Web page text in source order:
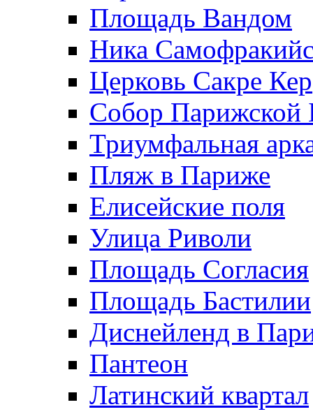
Площадь Вандом
Ника
Церковь Сакре Кер
Собор Парижской
Триумфальная
Пляж в Париже
Елисейские поля
Улица Риволи
Площадь Согласия
Площадь Бастилии
Диснейленд в
Пантеон
Латинский квартал